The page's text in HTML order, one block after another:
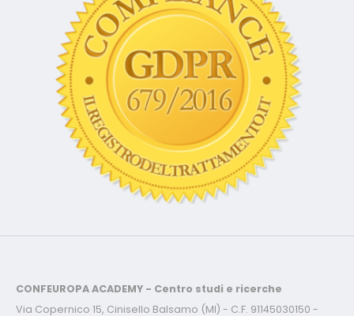
CONFEUROPA ACADEMY - Centro studi e ricerche
Via Copernico 15, Cinisello Balsamo (MI) - C.F. 91145030150 -